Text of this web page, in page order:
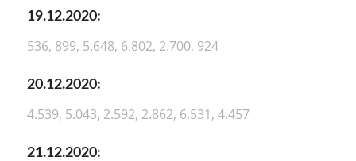
19.12.2020:
536, 899, 5.648, 6.802, 2.700, 924
20.12.2020:
4.539, 5.043, 2.592, 2.862, 6.531, 4.457
21.12.2020: